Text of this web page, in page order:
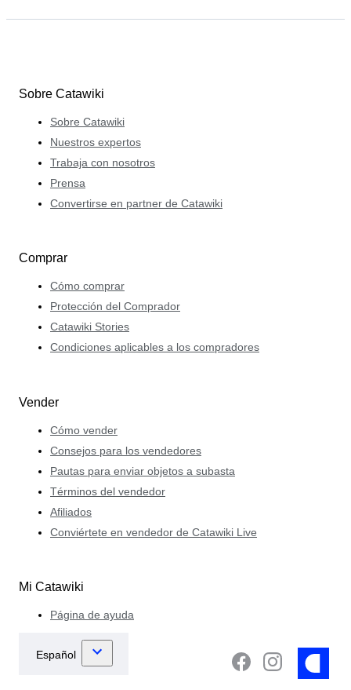
Sobre Catawiki
Sobre Catawiki
Nuestros expertos
Trabaja con nosotros
Prensa
Convertirse en partner de Catawiki
Comprar
Cómo comprar
Protección del Comprador
Catawiki Stories
Condiciones aplicables a los compradores
Vender
Cómo vender
Consejos para los vendedores
Pautas para enviar objetos a subasta
Términos del vendedor
Afiliados
Conviértete en vendedor de Catawiki Live
Mi Catawiki
Página de ayuda